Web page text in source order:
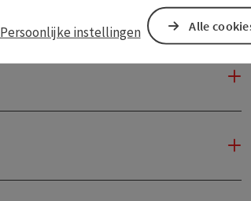
Persoonlijke instellingen Alle